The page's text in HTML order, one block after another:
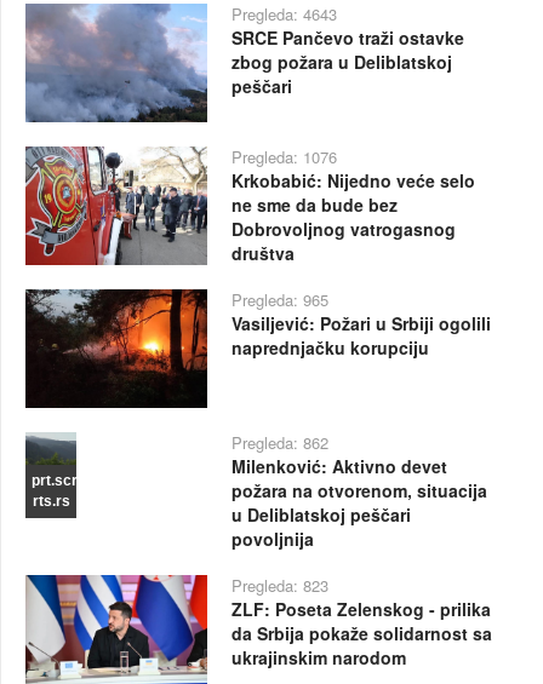
Pregleda: 4643
SRCE Pančevo traži ostavke
zbog požara u Deliblatskoj
peščari
Pregleda: 1076
Krkobabić: Nijedno veće selo
ne sme da bude bez
Dobrovoljnog vatrogasnog
društva
Pregleda: 965
Vasiljević: Požari u Srbiji ogolili
naprednjačku korupciju
prt.scr
rts.rs
Pregleda: 862
Milenković: Aktivno devet
požara na otvorenom, situacija
u Deliblatskoj peščari
povoljnija
Pregleda: 823
ZLF: Poseta Zelenskog - prilika
da Srbija pokaže solidarnost sa
ukrajinskim narodom